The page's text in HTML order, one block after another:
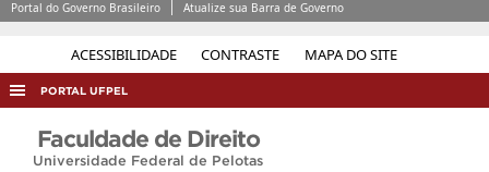
ACESSIBILIDADE CONTRASTE MAPA DO SITE
Portal do Governo Brasileiro Atualize sua Barra de Governo
PORTAL UFPEL
ACESSO À INFORMAÇÃO
AUDITORIA
Faculdade de Direito
Universidade Federal de Pelotas